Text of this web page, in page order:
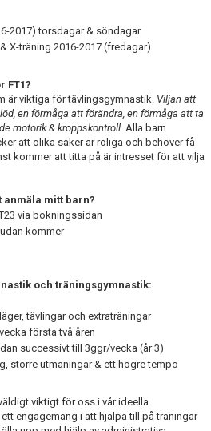
2017) torsdagar & söndagar
X-träning 2016-2017 (fredagar)
FT1?
är viktiga för tävlingsgymnastik. Viljan att
en förmåga att förändra, en förmåga att ta
motorik & kroppskontroll. Alla barn
att olika saker är roliga och behöver få
kommer att titta på är intresset för att vilja
mitt barn?
via bokningssidan
kommer
och träningsgymnastik:
tävlingar och extraträningar
första två åren
successivt till 3ggr/vecka (år 3)
större utmaningar & ett högre tempo
viktigt för oss i vår ideella
engagemang i att hjälpa till på träningar